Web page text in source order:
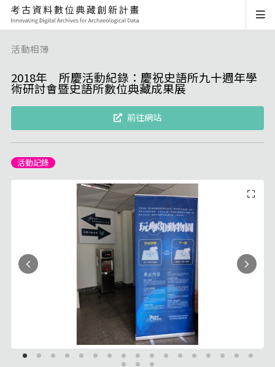
活動相簿
2018年 所慶活動紀錄：慶祝史語所九十週年學
術研討會暨史語所數位典藏成果展
前往網站
活動記錄